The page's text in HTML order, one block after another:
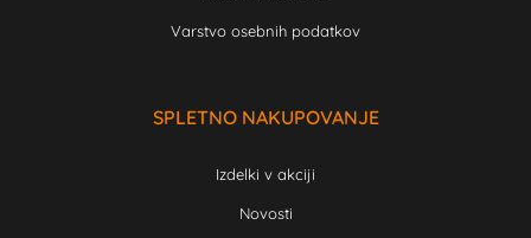
Varstvo osebnih podatkov
SPLETNO NAKUPOVANJE
Izdelki v akciji
Novosti